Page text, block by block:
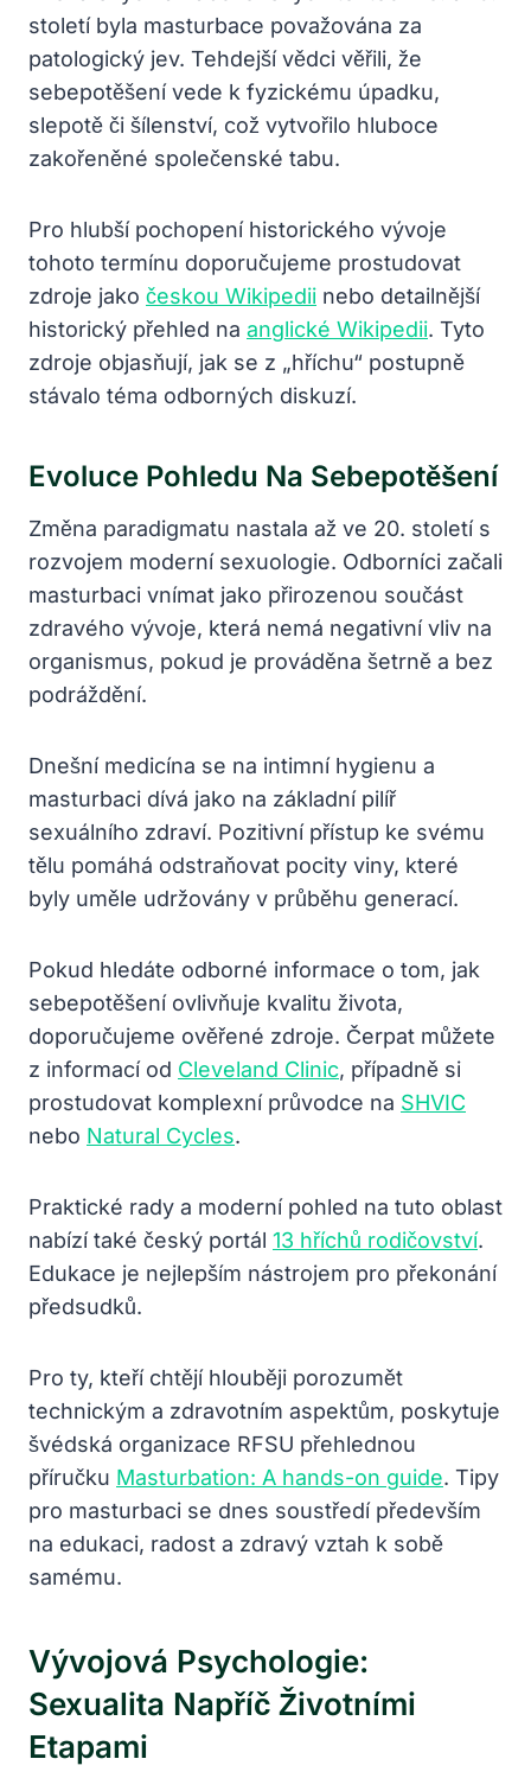
století byla masturbace považována za
patologický jev. Tehdejší vědci věřili, že
sebepotěšení vede k fyzickému úpadku,
slepotě či šílenství, což vytvořilo hluboce
zakořeněné společenské tabu.
Pro hlubší pochopení historického vývoje
tohoto termínu doporučujeme prostudovat
zdroje jako českou Wikipedii nebo detailnější
historický přehled na anglické Wikipedii. Tyto
zdroje objasňují, jak se z „hříchu“ postupně
stávalo téma odborných diskuzí.
Evoluce Pohledu Na Sebepotěšení
Změna paradigmatu nastala až ve 20. století s
rozvojem moderní sexuologie. Odborníci začali
masturbaci vnímat jako přirozenou součást
zdravého vývoje, která nemá negativní vliv na
organismus, pokud je prováděna šetrně a bez
podráždění.
Dnešní medicína se na intimní hygienu a
masturbaci dívá jako na základní pilíř
sexuálního zdraví. Pozitivní přístup ke svému
tělu pomáhá odstraňovat pocity viny, které
byly uměle udržovány v průběhu generací.
Pokud hledáte odborné informace o tom, jak
sebepotěšení ovlivňuje kvalitu života,
doporučujeme ověřené zdroje. Čerpat můžete
z informací od Cleveland Clinic, případně si
prostudovat komplexní průvodce na SHVIC
nebo Natural Cycles.
Praktické rady a moderní pohled na tuto oblast
nabízí také český portál 13 hříchů rodičovství.
Edukace je nejlepším nástrojem pro překonání
předsudků.
Pro ty, kteří chtějí hlouběji porozumět
technickým a zdravotním aspektům, poskytuje
švédská organizace RFSU přehlednou
příručku Masturbation: A hands-on guide. Tipy
pro masturbaci se dnes soustředí především
na edukaci, radost a zdravý vztah k sobě
samému.
Vývojová Psychologie:
Sexualita Napříč Životními
Etapami